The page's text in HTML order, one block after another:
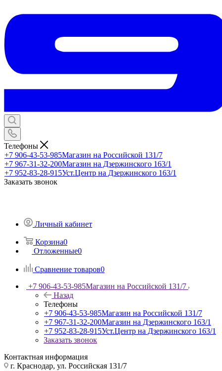
Телефоны
+7 906-43-53-985Магазин на Российской 131/7
+7 967-31-32-200Магазин на Дзержинского 163/1
+7 952-83-28-915Уст.Центр на Дзержинского 163/1
Заказать звонок
Личный кабинет
Корзина0
Отложенные0
Сравнение товаров0
+7 906-43-53-985Магазин на Российской 131/7
Назад
Телефоны
+7 906-43-53-985Магазин на Российской 131/7
+7 967-31-32-200Магазин на Дзержинского 163/1
+7 952-83-28-915Уст.Центр на Дзержинского 163/1
Заказать звонок
Контактная информация
г. Краснодар, ул. Российская 131/7